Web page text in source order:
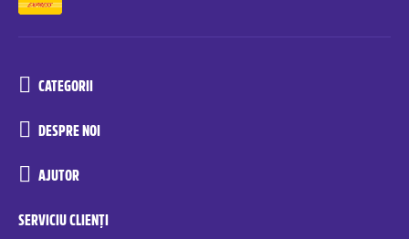
CATEGORII
DESPRE NOI
AJUTOR
SERVICIU CLIENȚI